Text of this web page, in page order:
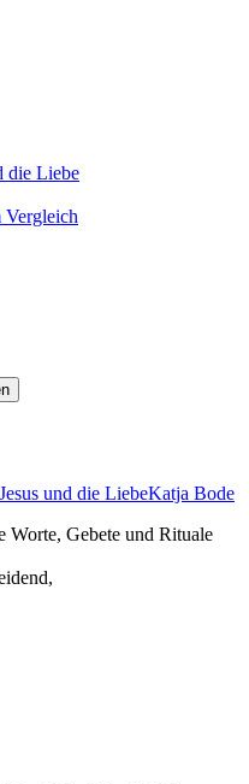
die Liebe
und die LiebeKatja Bode
Worte, Gebete und Rituale